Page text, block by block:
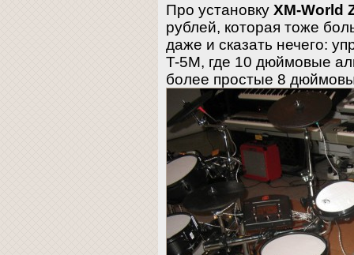
Про установку XM-World
рублей, которая тоже
даже и сказать нечего:
T-5M, где 10 дюймовые
более простые 8